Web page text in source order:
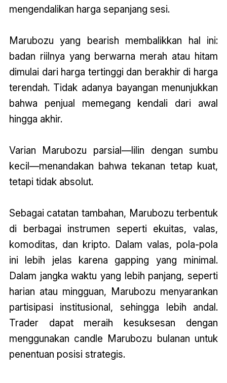
mengendalikan harga sepanjang sesi.
Marubozu yang bearish membalikkan hal ini:
badan riilnya yang berwarna merah atau hitam
dimulai dari harga tertinggi dan berakhir di harga
terendah. Tidak adanya bayangan menunjukkan
bahwa penjual memegang kendali dari awal
hingga akhir.
Varian Marubozu parsial—lilin dengan sumbu
kecil—menandakan bahwa tekanan tetap kuat,
tetapi tidak absolut.
Sebagai catatan tambahan, Marubozu terbentuk
di berbagai instrumen seperti ekuitas, valas,
komoditas, dan kripto. Dalam valas, pola-pola
ini lebih jelas karena gapping yang minimal.
Dalam jangka waktu yang lebih panjang, seperti
harian atau mingguan, Marubozu menyarankan
partisipasi institusional, sehingga lebih andal.
Trader dapat meraih kesuksesan dengan
menggunakan candle Marubozu bulanan untuk
penentuan posisi strategis.